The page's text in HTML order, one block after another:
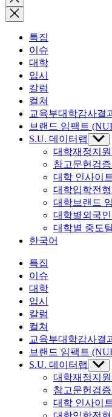
search
특집
이슈
대학
입시
칼럼
컬쳐
교육부대학감사결
브랜드 임팩트
S.U. 데이터랩
Show
sub
menu
대학재정지
참고문헌검
대학 인사이
대학입학전
대학브랜드
대학별외국
대학별 중도
한국어
특집
이슈
대학
입시
칼럼
컬쳐
교육부대학감사결
브랜드 임팩트
S.U. 데이터랩
Show
sub
menu
대학재정지
참고문헌검
대학 인사이